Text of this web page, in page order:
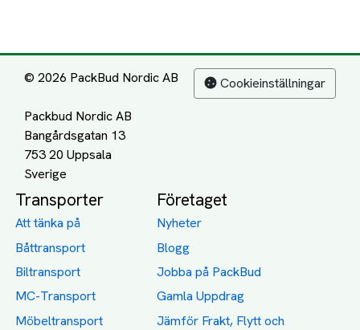
© 2026 PackBud Nordic AB
Packbud Nordic AB
Bangårdsgatan 13
753 20 Uppsala
Cookieinställningar
Transporter
Att tänka på
Båttransport
Biltransport
MC-Transport
Möbeltransport
Företaget
Nyheter
Blogg
Jobba på PackBud
Gamla Uppdrag
Jämför Frakt, Flytt och